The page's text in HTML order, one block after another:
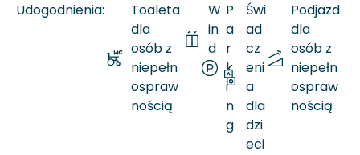
Udogodnienia:
Toaleta
dla
osób z
niepełn
ospraw
nością
W
in
d
a
P
a
r
k
i
n
g
Świ
ad
cz
eni
a
dla
dzi
eci
Podjazd
dla
osób z
niepełn
ospraw
nością